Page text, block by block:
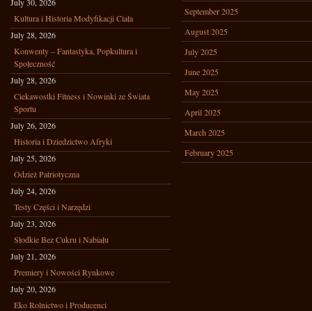
Kultura i Historia Modyfikacji Ciała
July 28, 2026
Konwenty – Fantastyka, Popkultura i
Społeczność
July 28, 2026
Ciekawostki Fitness i Nowinki ze Świata
Sportu
July 26, 2026
Historia i Dziedzictwo Afryki
July 25, 2026
Odzież Patriotyczna
July 24, 2026
Testy Części i Narzędzi
July 23, 2026
Słodkie Bez Cukru i Nabiału
July 21, 2026
Premiery i Nowości Rynkowe
July 20, 2026
Eko Rolnictwo i Producenci
September 2025
August 2025
July 2025
June 2025
May 2025
April 2025
March 2025
February 2025